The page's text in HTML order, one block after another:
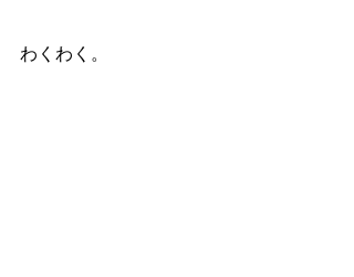
わくわく。